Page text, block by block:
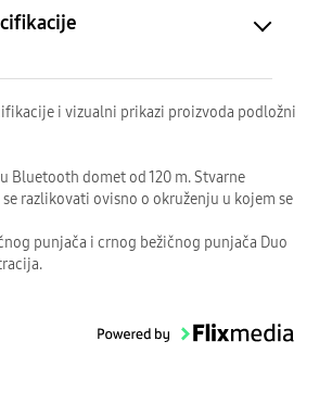
i vizualni prikazi proizvoda podložni
Bluetooth domet od 120 m. Stvarne
razlikovati ovisno o okruženju u kojem se
punjača i crnog bežičnog punjača Duo